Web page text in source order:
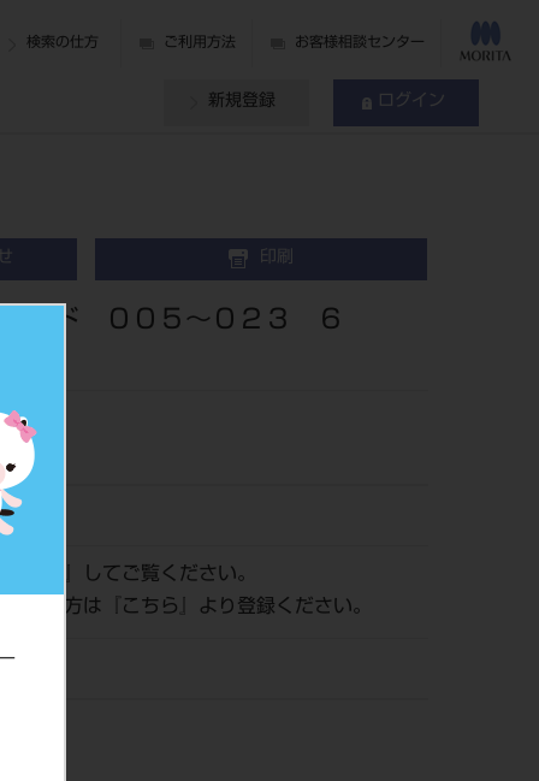
検索の仕方 ご利用方法 お客様相談センター
新規登録 ログイン
印刷
ンド ００５～０２３ ６
』してご覧ください。
だの方は『
こちら 』より登録ください。